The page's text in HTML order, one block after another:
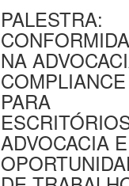
PALESTRA:
NA
COMPLIANCE
PARA
ADVOCACIA